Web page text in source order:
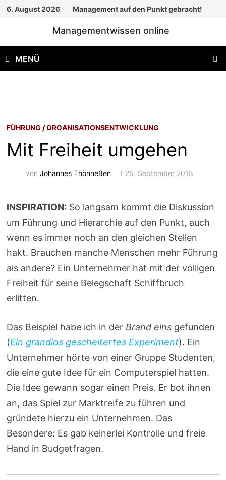
Zum
6. August 2026 Management auf den Punkt gebracht!
Managementwissen online
MENÜ
FÜHRUNG /ORGANISATIONSENTWICKLUNG
Mit Freiheit umgehen
vonJohannes Thönneßen 25. September 2018
INSPIRATION: So langsam kommt die Diskussion
um Führung und Hierarchie auf den Punkt, auch
wenn es immer noch an den gleichen Stellen
hakt. Brauchen manche Menschen mehr Führung
als andere? Ein Unternehmer hat mit der völligen
Freiheit für seine Belegschaft Schiffbruch
erlitten.
Das Beispiel habe ich in der Brand eins gefunden
(Ein grandios gescheitertes Experiment). Ein
Unternehmer hörte von einer Gruppe Studenten,
die eine gute Idee für ein Computerspiel hatten.
Die Idee gewann sogar einen Preis. Er bot ihnen
an, das Spiel zur Marktreife zu führen und
gründete hierzu ein Unternehmen. Das
Besondere: Es gab keinerlei Kontrolle und freie
Hand in Budgetfragen.